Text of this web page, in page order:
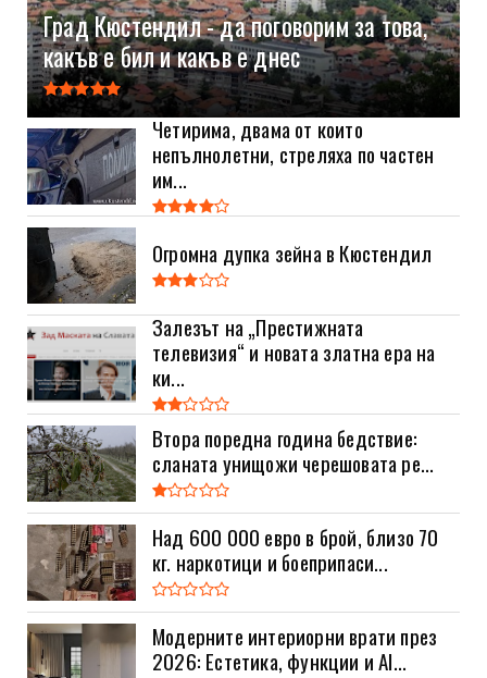
Град Кюстендил - да поговорим за това,
какъв е бил и какъв е днес
Четирима, двама от които
непълнолетни, стреляха по частен
им...
Огромна дупка зейна в Кюстендил
Залезът на „Престижната
телевизия“ и новата златна ера на
ки...
Втора поредна година бедствие:
сланата унищожи черешовата ре...
Над 600 000 евро в брой, близо 70
кг. наркотици и боеприпаси...
Модерните интериорни врати през
2026: Естетика, функции и AI...